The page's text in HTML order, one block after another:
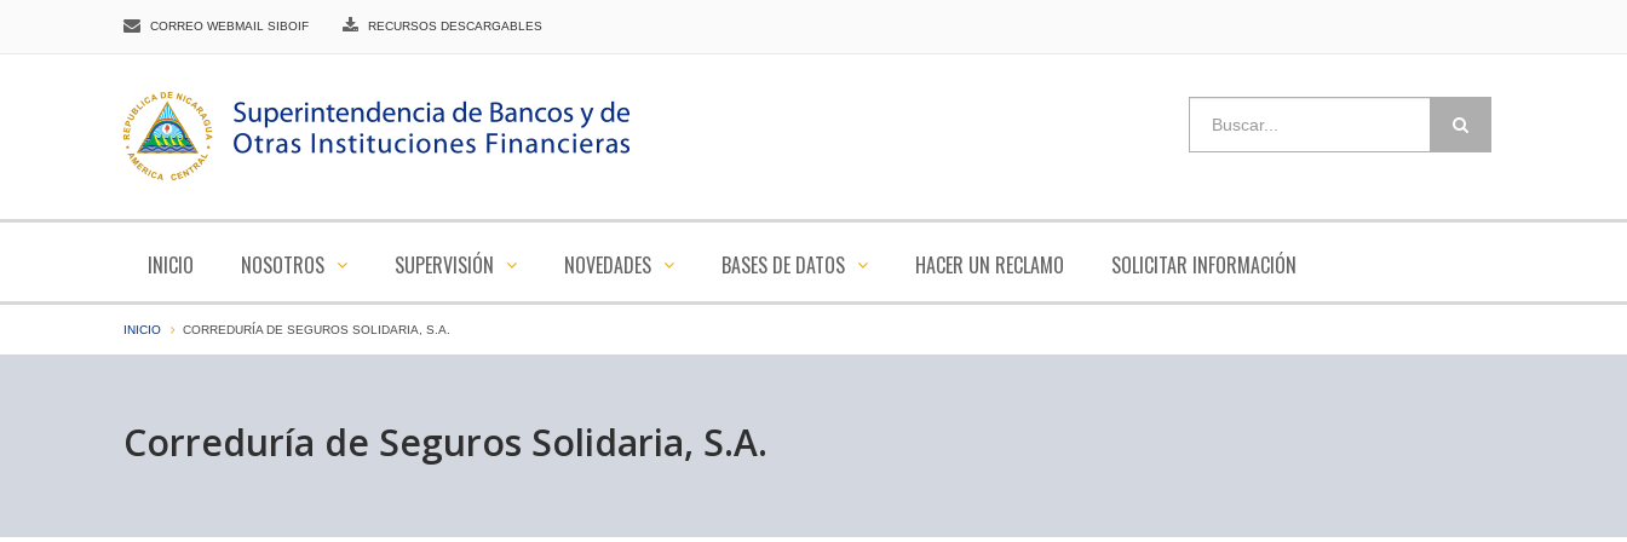
CORREO WEBMAIL SIBOIF RECURSOS DESCARGABLES
INICIO NOSOTROS SUPERVISIÓN NOVEDADES BASES DE DATOS HACER UN RECLAMO SOLICITAR INFORMACIÓN
INICIO CORREDURÍA DE SEGUROS SOLIDARIA, S.A.
Correduría de Seguros Solidaria, S.A.